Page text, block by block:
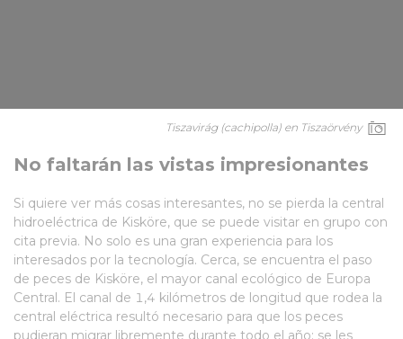
Tiszavirág (cachipolla) en Tiszaörvény
No faltarán las vistas impresionantes
Si quiere ver más cosas interesantes, no se pierda la central
hidroeléctrica de Kisköre, que se puede visitar en grupo con
cita previa. No solo es una gran experiencia para los
interesados por la tecnología. Cerca, se encuentra el paso
de peces de Kisköre, el mayor canal ecológico de Europa
Central. El canal de 1,4 kilómetros de longitud que rodea la
central eléctrica resultó necesario para que los peces
pudieran migrar libremente durante todo el año: se les